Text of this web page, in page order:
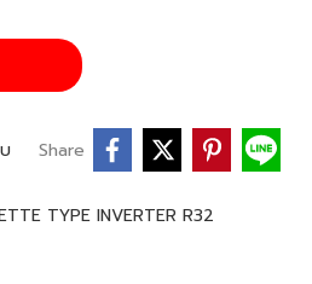
Share
TYPE INVERTER R32